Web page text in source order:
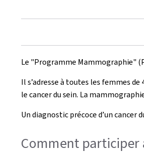
Le "Programme Mammographie"
Il s’adresse à toutes les femmes
le cancer du sein. La
Un diagnostic précoce d’un cancer
Comment participer